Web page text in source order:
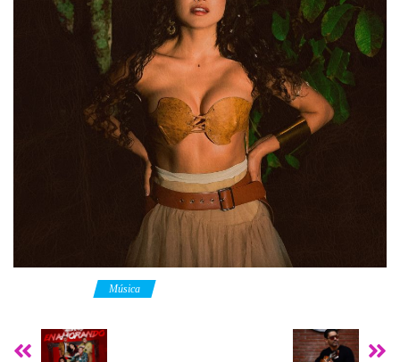
Música